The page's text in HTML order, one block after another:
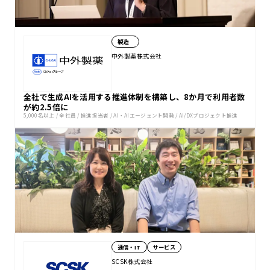
製造
中外製薬株式会社
全社で生成AIを活用する推進体制を構築し、8か月で利用者数
が約2.5倍に
5,000名以上 /全社員 /推進担当者 /AI・AIエージェント開発 / AI/DXプロジェクト推進
通信・IT サービス
SCSK株式会社